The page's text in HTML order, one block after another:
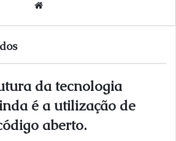
da tecnologia
é a utilização de
aberto.